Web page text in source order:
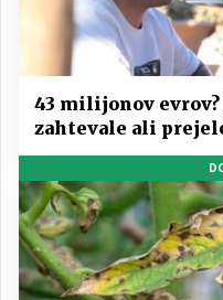
43 milijonov
zahtevale ali
zvezdnikov